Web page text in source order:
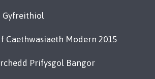
Gyfreithiol
Caethwasiaeth Modern 2015
Prifysgol Bangor